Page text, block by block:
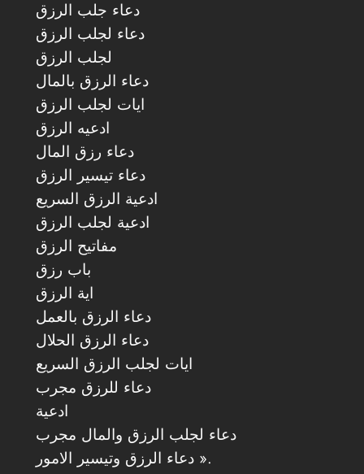
دعاء جلب الرزق
دعاء لجلب الرزق
لجلب الرزق
دعاء الرزق بالمال
ايات لجلب الرزق
ادعيه الرزق
دعاء رزق المال
دعاء تيسير الرزق
ادعية الرزق السريع
ادعية لجلب الرزق
مفاتيح الرزق
باب رزق
اية الرزق
دعاء الرزق بالعمل
دعاء الرزق الحلال
ايات لجلب الرزق السريع
دعاء للرزق مجرب
ادعية
دعاء لجلب الرزق والمال مجرب
دعاء الرزق وتيسير الامور ».